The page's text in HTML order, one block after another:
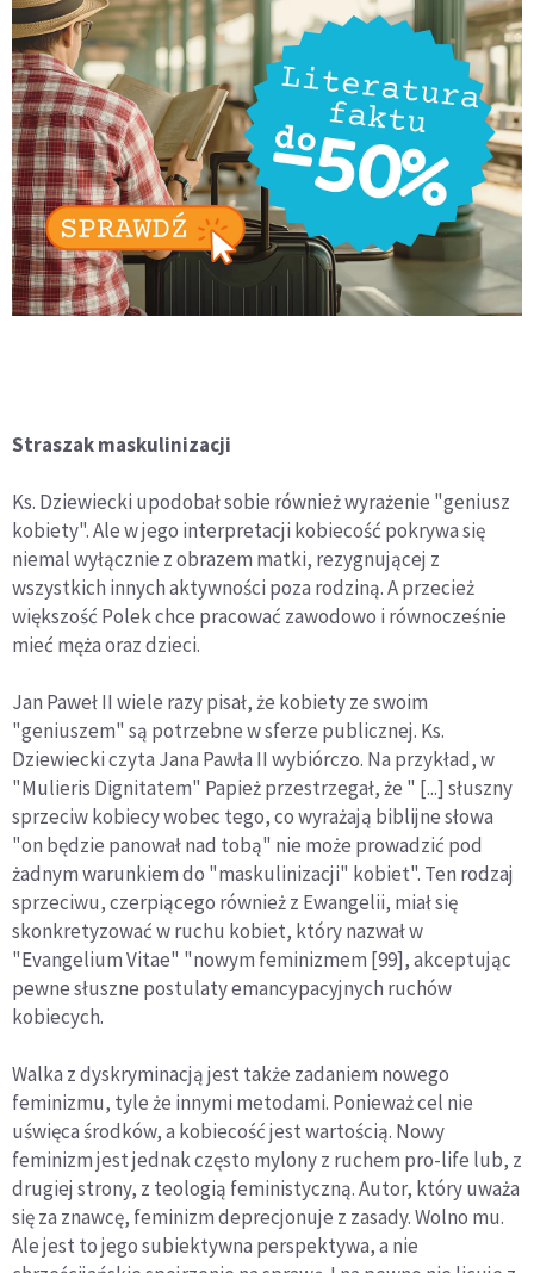
Straszak maskulinizacji
Ks. Dziewiecki upodobał sobie również wyrażenie "geniusz
kobiety". Ale w jego interpretacji kobiecość pokrywa się
niemal wyłącznie z obrazem matki, rezygnującej z
wszystkich innych aktywności poza rodziną. A przecież
większość Polek chce pracować zawodowo i równocześnie
mieć męża oraz dzieci.
Jan Paweł II wiele razy pisał, że kobiety ze swoim
"geniuszem" są potrzebne w sferze publicznej. Ks.
Dziewiecki czyta Jana Pawła II wybiórczo. Na przykład, w
"Mulieris Dignitatem" Papież przestrzegał, że " [...] słuszny
sprzeciw kobiecy wobec tego, co wyrażają biblijne słowa
"on będzie panował nad tobą" nie może prowadzić pod
żadnym warunkiem do "maskulinizacji" kobiet". Ten rodzaj
sprzeciwu, czerpiącego również z Ewangelii, miał się
skonkretyzować w ruchu kobiet, który nazwał w
"Evangelium Vitae" "nowym feminizmem [99], akceptując
pewne słuszne postulaty emancypacyjnych ruchów
kobiecych.
Walka z dyskryminacją jest także zadaniem nowego
feminizmu, tyle że innymi metodami. Ponieważ cel nie
uświęca środków, a kobiecość jest wartością. Nowy
feminizm jest jednak często mylony z ruchem pro-life lub, z
drugiej strony, z teologią feministyczną. Autor, który uważa
się za znawcę, feminizm deprecjonuje z zasady. Wolno mu.
Ale jest to jego subiektywna perspektywa, a nie